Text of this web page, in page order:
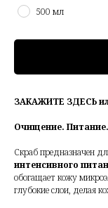
500 мл
ЗАКАЖИТЕ ЗДЕСЬ
Очищение.
Скраб предназначен
интенсивного
обогащает кожу
глубокие слои, делая